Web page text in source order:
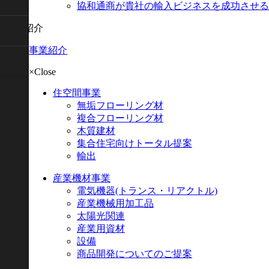
協和通商が貴社の輸入ビジネスを成功させ
事業紹介
事業紹介
×Close
住空間事業
無垢フローリング材
複合フローリング材
木質建材
集合住宅向けトータル提案
輸出
産業機材事業
電気機器(トランス・リアクトル)
産業機械用加工品
太陽光関連
産業用資材
設備
商品開発についてのご提案